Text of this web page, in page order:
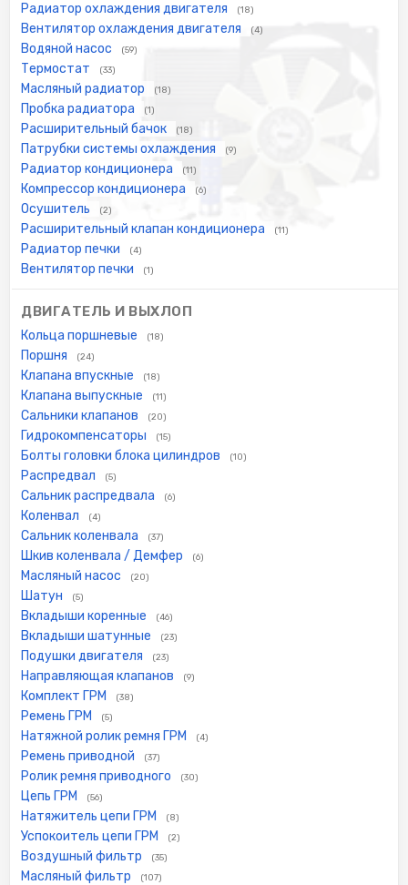
Радиатор охлаждения двигателя (18)
Вентилятор охлаждения двигателя (4)
Водяной насос (59)
Термостат (33)
Масляный радиатор (18)
Пробка радиатора (1)
Расширительный бачок (18)
Патрубки системы охлаждения (9)
Радиатор кондиционера (11)
Компрессор кондиционера (6)
Осушитель (2)
Расширительный клапан кондиционера (11)
Радиатор печки (4)
Вентилятор печки (1)
ДВИГАТЕЛЬ И ВЫХЛОП
Кольца поршневые (18)
Поршня (24)
Клапана впускные (18)
Клапана выпускные (11)
Сальники клапанов (20)
Гидрокомпенсаторы (15)
Болты головки блока цилиндров (10)
Распредвал (5)
Сальник распредвала (6)
Коленвал (4)
Сальник коленвала (37)
Шкив коленвала / Демфер (6)
Масляный насос (20)
Шатун (5)
Вкладыши коренные (46)
Вкладыши шатунные (23)
Подушки двигателя (23)
Направляющая клапанов (9)
Комплект ГРМ (38)
Ремень ГРМ (5)
Натяжной ролик ремня ГРМ (4)
Ремень приводной (37)
Ролик ремня приводного (30)
Цепь ГРМ (56)
Натяжитель цепи ГРМ (8)
Успокоитель цепи ГРМ (2)
Воздушный фильтр (35)
Масляный фильтр (107)